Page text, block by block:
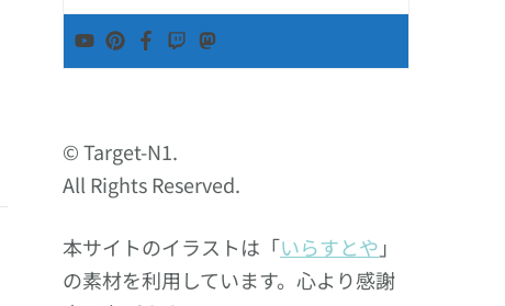
© Target-N1.
All Rights Reserved.
本サイトのイラストは「いらすとや 」
の素材を利用しています。心より感謝